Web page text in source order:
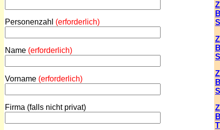
Personenzahl (erforderlich)
Name (erforderlich)
Vorname (erforderlich)
Firma (falls nicht privat)